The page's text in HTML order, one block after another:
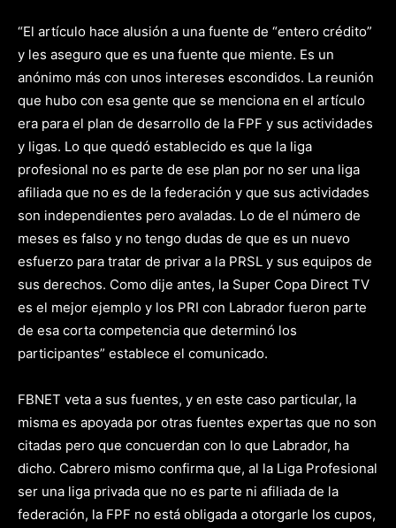
“El artículo hace alusión a una fuente de “entero crédito”
y les aseguro que es una fuente que miente. Es un
anónimo más con unos intereses escondidos. La reunión
que hubo con esa gente que se menciona en el artículo
era para el plan de desarrollo de la FPF y sus actividades
y ligas. Lo que quedó establecido es que la liga
profesional no es parte de ese plan por no ser una liga
afiliada que no es de la federación y que sus actividades
son independientes pero avaladas. Lo de el número de
meses es falso y no tengo dudas de que es un nuevo
esfuerzo para tratar de privar a la PRSL y sus equipos de
sus derechos. Como dije antes, la Super Copa Direct TV
es el mejor ejemplo y los PRI con Labrador fueron parte
de esa corta competencia que determinó los
participantes” establece el comunicado.
FBNET veta a sus fuentes, y en este caso particular, la
misma es apoyada por otras fuentes expertas que no son
citadas pero que concuerdan con lo que Labrador, ha
dicho. Cabrero mismo confirma que, al la Liga Profesional
ser una liga privada que no es parte ni afiliada de la
federación, la FPF no está obligada a otorgarle los cupos,